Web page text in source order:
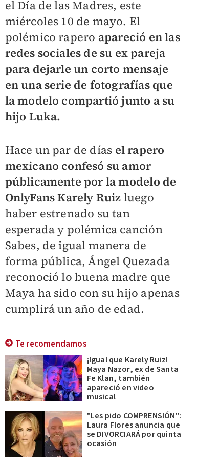
el Día de las Madres, este
miércoles 10 de mayo. El
polémico rapero apareció en las
redes sociales de su ex pareja
para dejarle un corto mensaje
en una serie de fotografías que
la modelo compartió junto a su
hijo Luka.
Hace un par de días el rapero
mexicano confesó su amor
públicamente por la modelo de
OnlyFans Karely Ruiz luego
haber estrenado su tan
esperada y polémica canción
Sabes, de igual manera de
forma pública, Ángel Quezada
reconoció lo buena madre que
Maya ha sido con su hijo apenas
cumplirá un año de edad.
Te recomendamos
¡Igual que Karely Ruiz!
Maya Nazor, ex de Santa
Fe Klan, también
apareció en video
musical
"Les pido COMPRENSIÓN":
Laura Flores anuncia que
se DIVORCIARÁ por quinta
ocasión